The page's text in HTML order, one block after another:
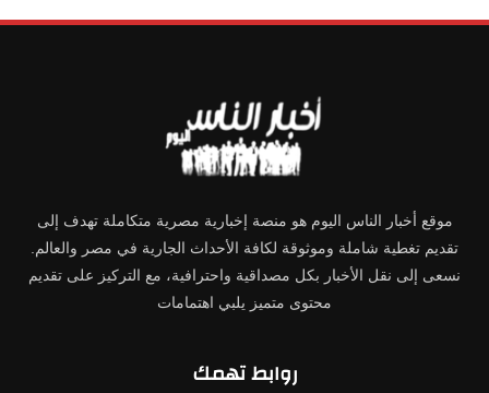
موقع أخبار الناس اليوم هو منصة إخبارية مصرية متكاملة تهدف إلى
تقديم تغطية شاملة وموثوقة لكافة الأحداث الجارية في مصر والعالم.
نسعى إلى نقل الأخبار بكل مصداقية واحترافية، مع التركيز على تقديم
محتوى متميز يلبي اهتمامات
روابط تهمك